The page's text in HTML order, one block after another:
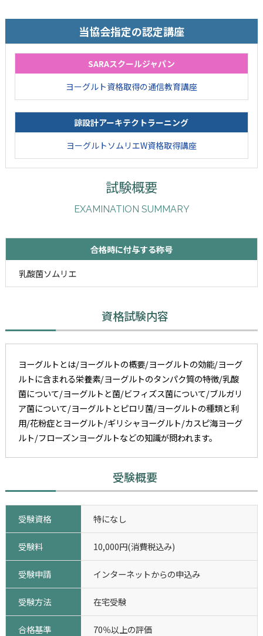
当協会指定の認定講座
SARAスクールジャパン
ヨーグルト資格取得の通信教育講座
諒設計アーキテクトラーニング
ヨーグルトソムリエW資格取得講座
試験概要
EXAMINATION SUMMARY
合格時に付与する称号
乳酸菌ソムリエ
資格試験内容
ヨーグルトとは/ヨーグルトの概要/ヨーグルトの効能/ヨーグ
ルトに含まれる栄養素/ヨーグルトのタンパク質の特徴/乳酸
菌について/ヨーグルトと菌/ビフィズス菌について/ブルガリ
ア菌について/ヨーグルトとピロリ菌/ヨーグルトの種類と利
用/花粉症とヨーグルト/ギリシャヨーグルト/カスピ海ヨーグ
ルト/フローズンヨーグルトなどの知識が問われます。
受験概要
受験資格 特になし
受験料 10,000円(消費税込み)
受験申請 インターネットからの申込み
受験方法 在宅受験
合格基準 70％以上の評価